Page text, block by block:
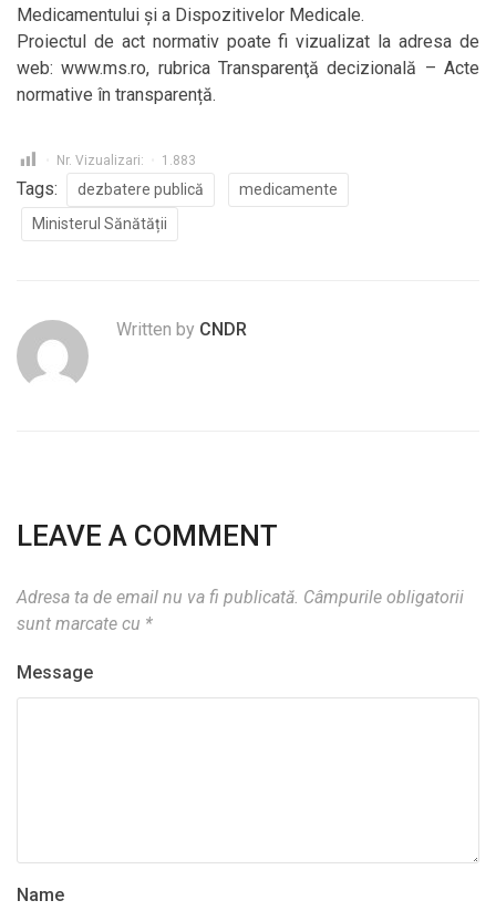
Medicamentului și a Dispozitivelor Medicale.
Proiectul de act normativ poate fi vizualizat la adresa de
web: www.ms.ro, rubrica Transparenţă decizională – Acte
normative în transparență.
Nr. Vizualizari: 1.883
Tags: dezbatere publică
medicamente
Ministerul Sănătății
Written by CNDR
LEAVE A COMMENT
Adresa ta de email nu va fi publicată. Câmpurile obligatorii
sunt marcate cu *
Message
Name